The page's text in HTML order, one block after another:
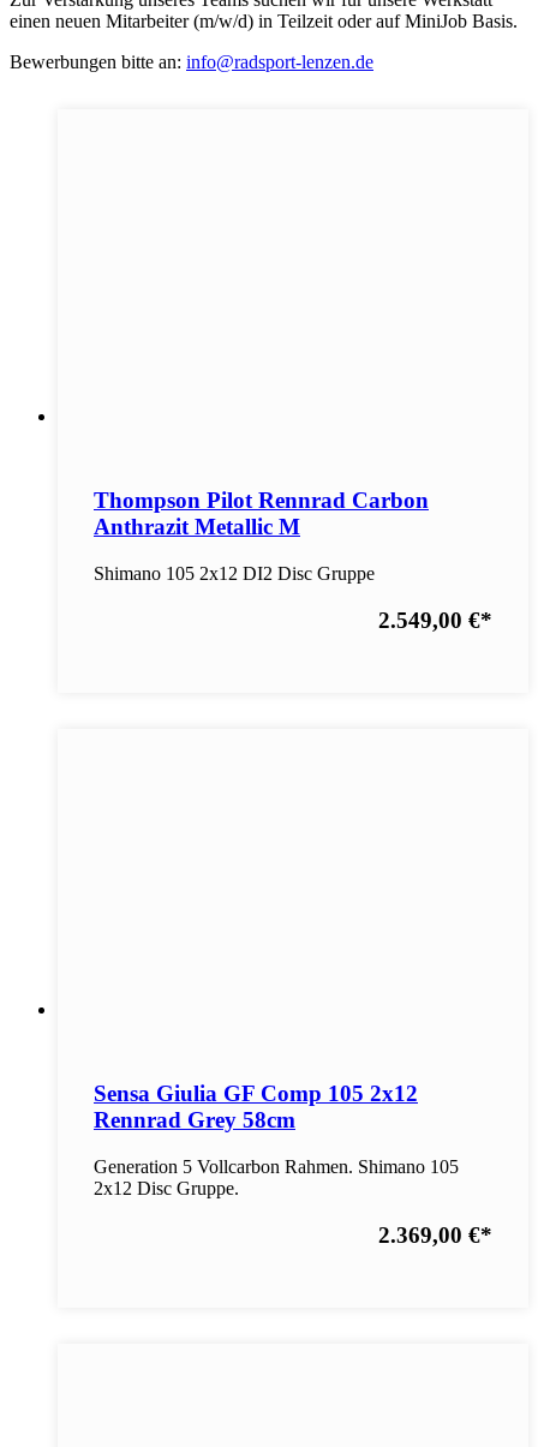
einen neuen Mitarbeiter (m/w/d) in Teilzeit oder auf MiniJob Basis.
Bewerbungen bitte an: info@radsport-lenzen.de
Thompson Pilot Rennrad Carbon
Anthrazit Metallic M
Shimano 105 2x12 DI2 Disc Gruppe
2.549,00 €*
Sensa Giulia GF Comp 105 2x12
Rennrad Grey 58cm
Generation 5 Vollcarbon Rahmen. Shimano 105
2x12 Disc Gruppe.
2.369,00 €*